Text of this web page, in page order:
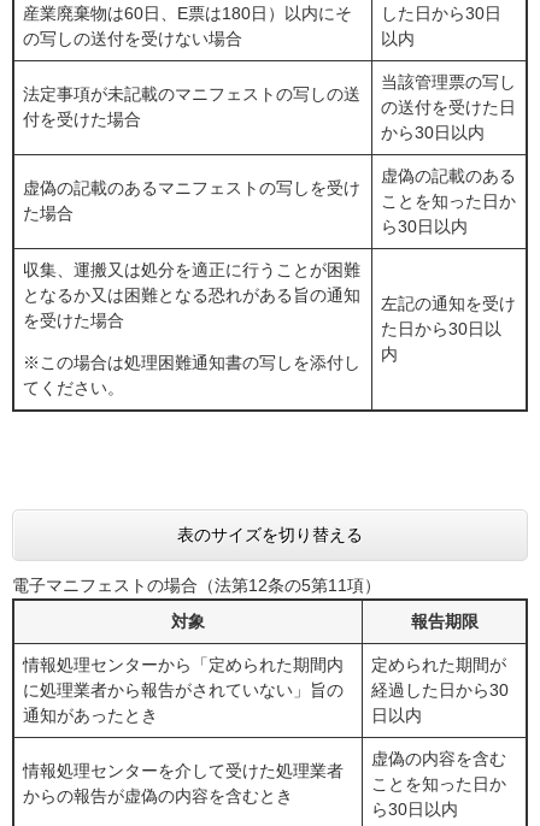
産業廃棄物は60日、E票は180日）以内にそ
の写しの送付を受けない場合
した日から30日
以内
法定事項が未記載のマニフェストの写しの送
付を受けた場合
当該管理票の写し
の送付を受けた日
から30日以内
虚偽の記載のあるマニフェストの写しを受け
た場合
虚偽の記載のある
ことを知った日か
ら30日以内
収集、運搬又は処分を適正に行うことが困難
となるか又は困難となる恐れがある旨の通知
を受けた場合
※この場合は処理困難通知書の写しを添付し
てください。
左記の通知を受け
た日から30日以
内
表のサイズを切り替える
電子マニフェストの場合（法第12条の5第11項）
対象
報告期限
情報処理センターから「定められた期間内
に処理業者から報告がされていない」旨の
通知があったとき
定められた期間が
経過した日から30
日以内
情報処理センターを介して受けた処理業者
からの報告が虚偽の内容を含むとき
虚偽の内容を含む
ことを知った日か
ら30日以内